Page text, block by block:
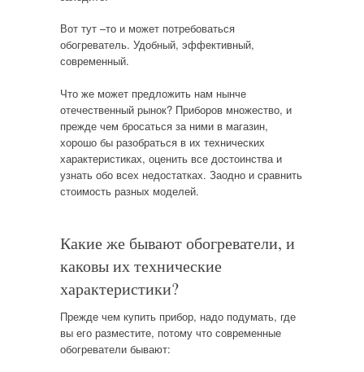
Вот тут –то и может потребоваться
обогреватель. Удобный, эффективный,
современный.
Что же может предложить нам нынче
отечественный рынок? Приборов множество, и
прежде чем бросаться за ними в магазин,
хорошо бы разобраться в их технических
характеристиках, оценить все достоинства и
узнать обо всех недостатках. Заодно и сравнить
стоимость разных моделей.
Какие же бывают обогреватели, и
каковы их технические
характеристики?
Прежде чем купить прибор, надо подумать, где
вы его разместите, потому что современные
обогреватели бывают: